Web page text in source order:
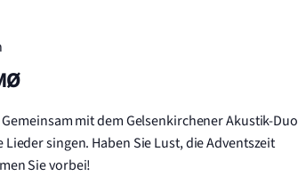
mit dem Gelsenkirchener Akustik-Duo
singen. Haben Sie Lust, die Adventszeit
Sie vorbei!